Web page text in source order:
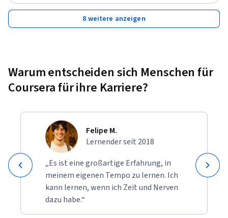
8 weitere anzeigen
Warum entscheiden sich Menschen für
Coursera für ihre Karriere?
Felipe M.
Lernender seit 2018
„Es ist eine großartige Erfahrung, in
meinem eigenen Tempo zu lernen. Ich
kann lernen, wenn ich Zeit und Nerven
dazu habe.“